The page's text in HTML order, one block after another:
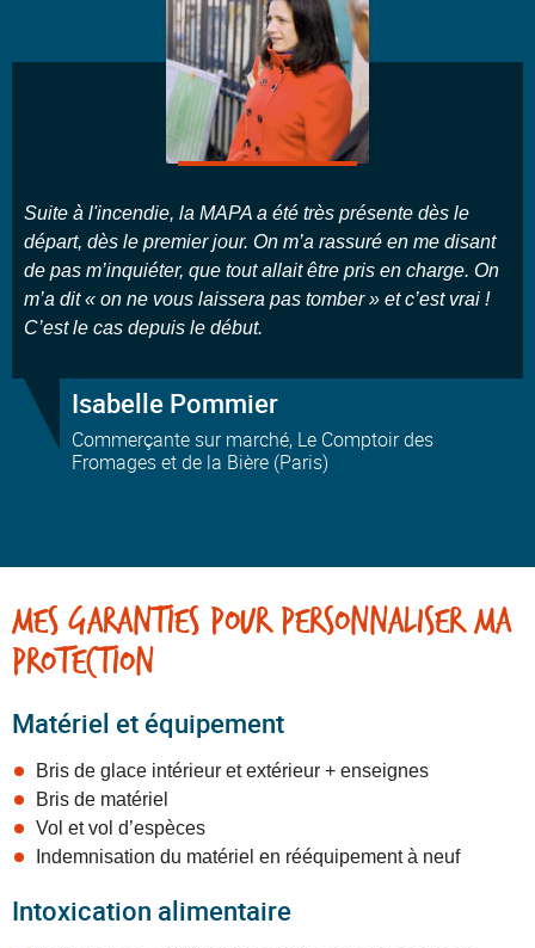
Suite à l'incendie, la MAPA a été très présente dès le
départ, dès le premier jour. On m’a rassuré en me disant
de pas m’inquiéter, que tout allait être pris en charge. On
m’a dit « on ne vous laissera pas tomber » et c’est vrai !
C’est le cas depuis le début.
Isabelle Pommier
Commerçante sur marché, Le Comptoir des
Fromages et de la Bière (Paris)
Mes garanties pour personnaliser ma
protection
Matériel et équipement
Bris de glace intérieur et extérieur + enseignes
Bris de matériel
Vol et vol d’espèces
Indemnisation du matériel en rééquipement à neuf
Intoxication alimentaire